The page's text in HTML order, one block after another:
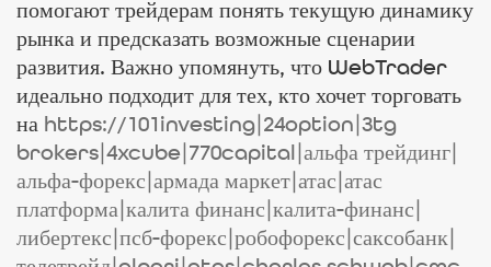
помогают трейдерам понять текущую динамику
рынка и предсказать возможные сценарии
развития. Важно упомянуть, что WebTrader
идеально подходит для тех, кто хочет торговать
на https://101investing|24option|3tg
brokers|4xcube|770capital|альфа трейдинг|
альфа-форекс|армада маркет|атас|атас
платформа|калита финанс|калита-финанс|
либертекс|псб-форекс|робофорекс|саксобанк|